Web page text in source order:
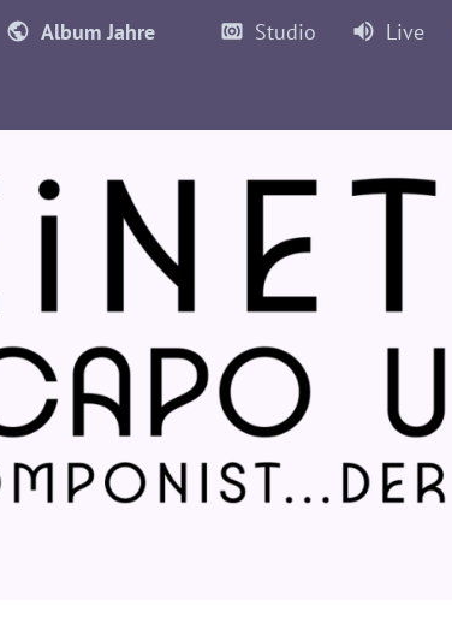
Album Jahre Studio Live